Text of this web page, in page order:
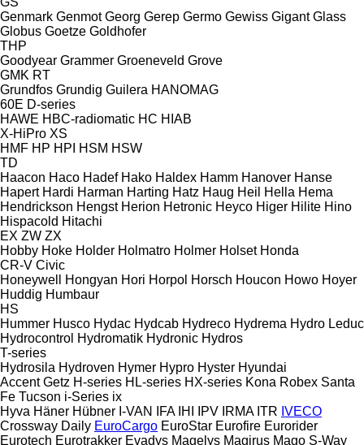
Genmark Genmot Georg Gerep Germo Gewiss Gigant Glass
Globus Goetze Goldhofer
THP
Goodyear Grammer Groeneveld Grove
GMK RT
Grundfos Grundig Guilera HANOMAG
60E D-series
HAWE HBC-radiomatic HC HIAB
X-HiPro XS
HMF HP HPI HSM HSW
TD
Haacon Haco Hadef Hako Haldex Hamm Hanover Hanse
Hapert Hardi Harman Harting Hatz Haug Heil Hella Hema
Hendrickson Hengst Herion Hetronic Heyco Higer Hilite Hino
Hispacold Hitachi
EX ZW ZX
Hobby Hoke Holder Holmatro Holmer Holset Honda
CR-V Civic
Honeywell
Hongyan Hori Horpol Horsch Houcon Howo Hoyer
Huddig Humbaur
HS
Hummer Husco Hydac Hydcab Hydreco Hydrema Hydro Leduc
Hydrocontrol Hydromatik Hydronic Hydros
T-series
Hydrosila Hydroven Hymer Hypro Hyster Hyundai
Accent Getz H-series HL-series HX-series Kona Robex Santa
Fe Tucson i-Series ix
Hyva Häner Hübner I-VAN IFA IHI IPV IRMA ITR IVECO
Crossway Daily EuroCargo EuroStar Eurofire Eurorider
Eurotech Eurotrakker Evadys Magelys Magirus Mago S-Way